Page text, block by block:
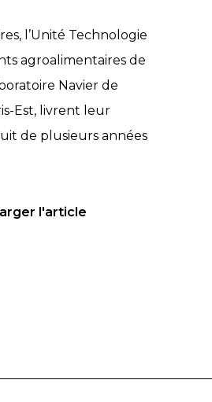
l’Unité Technologie
agroalimentaires de
Navier de
Est, livrent leur
de plusieurs années
l'article